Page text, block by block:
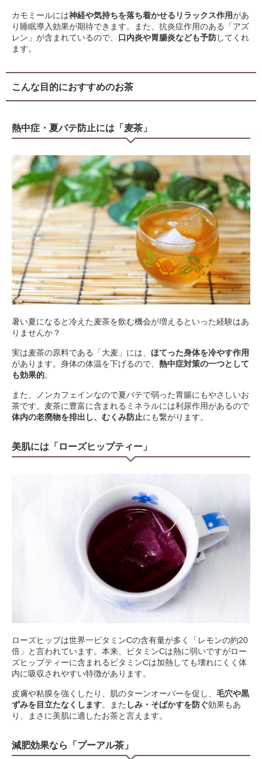
カモミールには神経や気持ちを落ち着かせるリラックス作用があ
り睡眠導入効果が期待できます。また、抗炎症作用のある「アズ
レン」が含まれているので、 口内炎や胃腸炎なども予防してくれ
ます。
こんな目的におすすめのお茶
熱中症・夏バテ防止には「麦茶」
暑い夏になると冷えた麦茶を飲む機会が増えるといった経験はあ
りませんか？
実は麦茶の原料である「大麦」には、 ほてった身体を冷やす作用
があります。身体の体温を下げるので、 熱中症対策の一つとして
も効果的。
また、ノンカフェインなので夏バテで弱った胃腸にもやさしいお
茶です。麦茶に豊富に含まれるミネラルには利尿作用があるので
体内の老廃物を排出し、むくみ防止にも繋がります。
美肌には「ローズヒップティー」
ローズヒップは世界一ビタミンCの含有量が多く「レモンの約20
倍」と言われています。本来、ビタミンCは熱に弱いですがロー
ズヒップティーに含まれるビタミンCは加熱しても壊れにくく体
内に吸収されやすい特徴があります。
皮膚や粘膜を強くしたり、肌のターンオーバーを促し、 毛穴や黒
ずみを目立たなくします。また しみ・そばかすを防ぐ効果もあ
り、まさに美肌に適したお茶と言えます。
減肥効果なら「プーアル茶」